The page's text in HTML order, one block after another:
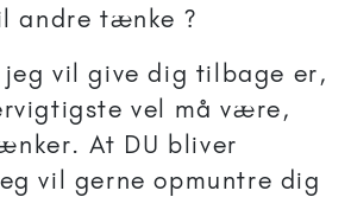
andre tænke ?
jeg vil give dig tilbage er,
vel må være,
At DU bliver
vil gerne opmuntre dig